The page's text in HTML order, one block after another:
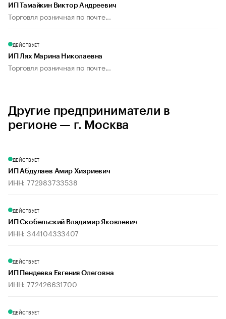
ИП Тамайкин Виктор Андреевич
Торговля розничная по почте...
ДЕЙСТВУЕТ
ИП Лях Марина Николаевна
Торговля розничная по почте...
Другие предприниматели в
регионе — г. Москва
ДЕЙСТВУЕТ
ИП Абдулаев Амир Хизриевич
ИНН: 772983733538
ДЕЙСТВУЕТ
ИП Скобельский Владимир Яковлевич
ИНН: 344104333407
ДЕЙСТВУЕТ
ИП Пендеева Евгения Олеговна
ИНН: 772426631700
ДЕЙСТВУЕТ